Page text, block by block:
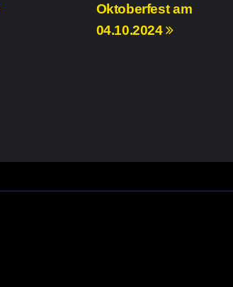
Oktoberfest am
04.10.2024